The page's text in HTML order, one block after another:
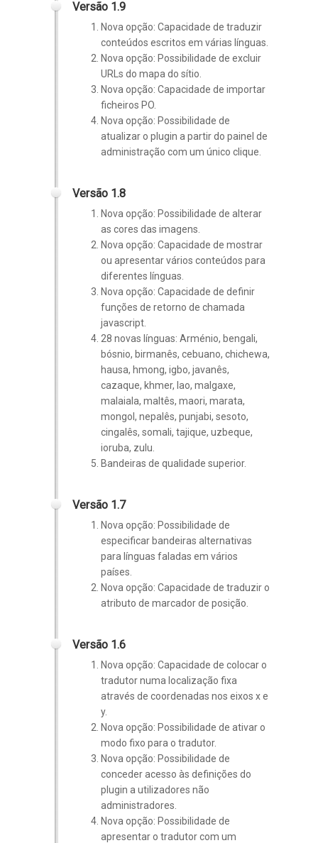
Versão 1.9
Nova opção: Capacidade de traduzir
conteúdos escritos em várias línguas.
Nova opção: Possibilidade de excluir
URLs do mapa do sítio.
Nova opção: Capacidade de importar
ficheiros PO.
Nova opção: Possibilidade de
atualizar o plugin a partir do painel de
administração com um único clique.
Versão 1.8
Nova opção: Possibilidade de alterar
as cores das imagens.
Nova opção: Capacidade de mostrar
ou apresentar vários conteúdos para
diferentes línguas.
Nova opção: Capacidade de definir
funções de retorno de chamada
javascript.
28 novas línguas: Arménio, bengali,
bósnio, birmanês, cebuano, chichewa,
hausa, hmong, igbo, javanês,
cazaque, khmer, lao, malgaxe,
malaiala, maltês, maori, marata,
mongol, nepalês, punjabi, sesoto,
cingalês, somali, tajique, uzbeque,
ioruba, zulu.
Bandeiras de qualidade superior.
Versão 1.7
Nova opção: Possibilidade de
especificar bandeiras alternativas
para línguas faladas em vários
países.
Nova opção: Capacidade de traduzir o
atributo de marcador de posição.
Versão 1.6
Nova opção: Capacidade de colocar o
tradutor numa localização fixa
através de coordenadas nos eixos x e
y.
Nova opção: Possibilidade de ativar o
modo fixo para o tradutor.
Nova opção: Possibilidade de
conceder acesso às definições do
plugin a utilizadores não
administradores.
Nova opção: Possibilidade de
apresentar o tradutor com um